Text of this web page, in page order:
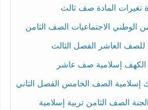
تغيرات المادة صف ثالث
الوطني الاجتماعيات الصف الثامن
للصف العاشر الفصل الثالث
إسلامية صف عاشر
الصف الخامس الفصل الثاني
الصف الثامن تربية إسلامية